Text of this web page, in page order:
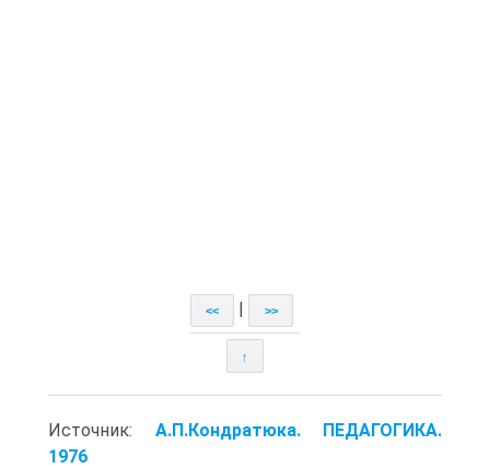
<< >>
↑
Источник: А.П.Кондратюка. ПЕДАГОГИКА.
1976